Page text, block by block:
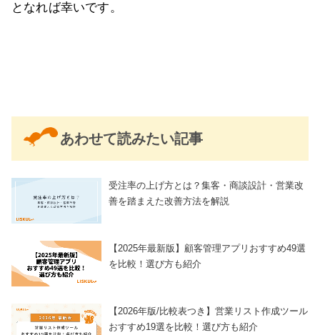
となれば幸いです。
あわせて読みたい記事
受注率の上げ方とは？集客・商談設計・営業改
善を踏まえた改善方法を解説
【2025年最新版】顧客管理アプリおすすめ49選
を比較！選び方も紹介
【2026年版/比較表つき】営業リスト作成ツール
おすすめ19選を比較！選び方も紹介